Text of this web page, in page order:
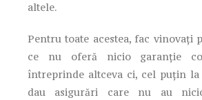
altele.
Pentru toate acestea, fac vinovați
ce nu oferă nicio garanție
întreprinde altceva ci, cel puțin la
dau asigurări care nu au